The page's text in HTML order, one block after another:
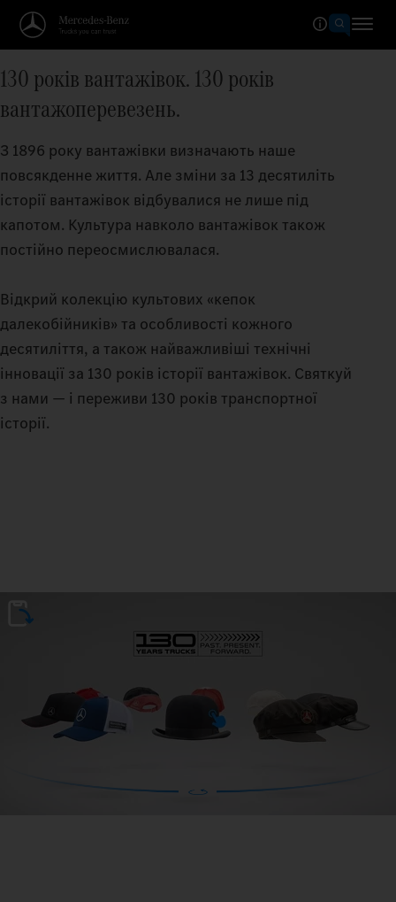
130 років вантажівок. 130 років
вантажоперевезень.
З 1896 року вантажівки визначають наше
повсякденне життя. Але зміни за 13 десятиліть
історії вантажівок відбувалися не лише під
капотом. Культура навколо вантажівок також
постійно переосмислювалася.
Відкрий колекцію культових «кепок
далекобійників» та особливості кожного
десятиліття, а також найважливіші технічні
інновації за 130 років історії вантажівок. Святкуй
з нами — і переживи 130 років транспортної
історії.